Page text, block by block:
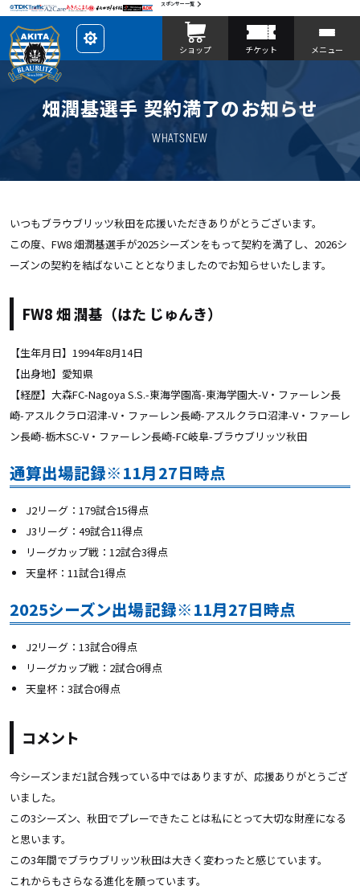
スポンサー一覧
レ
イ
ア
カ
ス
ショップ チケット メニュー
畑潤基選手 契約満了のお知らせ
WHATSNEW
いつもブラウブリッツ秋田を応援いただきありがとうございます。
この度、FW8 畑潤基選手が2025シーズンをもって契約を満了し、2026シ
ーズンの契約を結ばないこととなりましたのでお知らせいたします。
FW8 畑 潤基（はた じゅんき）
【生年月日】1994年8月14日
【出身地】愛知県
【経歴】大森FC-Nagoya S.S.-東海学園高-東海学園大-V・ファーレン⻑
崎-アスルクラロ沼津-V・ファーレン⻑崎-アスルクラロ沼津-V・ファーレ
ン⻑崎-栃木SC-V・ファーレン⻑崎-FC岐阜-ブラウブリッツ秋田
通算出場記録※11月27日時点
J2リーグ：179試合15得点
J3 リーグ：49試合11得点
リーグカップ戦：12試合3得点
天皇杯：11試合1得点
2025シーズン出場記録※11月27日時点
J2リーグ：13試合0得点
リーグカップ戦：2試合0得点
天皇杯：3試合0得点
コメント
今シーズンまだ1試合残っている中ではありますが、応援ありがとうござ
いました。
この3シーズン、秋田でプレーできたことは私にとって大切な財産になる
と思います。
この3年間でブラウブリッツ秋田は大きく変わったと感じています。
これからもさらなる進化を願っています。